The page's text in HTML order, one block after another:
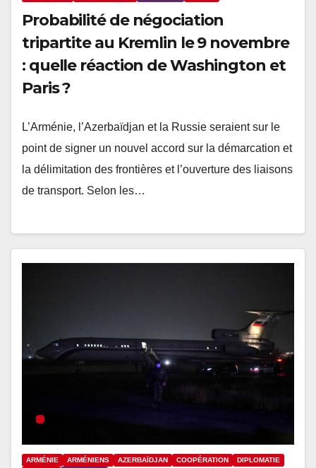
Probabilité de négociation
tripartite au Kremlin le 9 novembre
: quelle réaction de Washington et
Paris ?
L’Arménie, l’Azerbaïdjan et la Russie seraient sur le
point de signer un nouvel accord sur la démarcation et
la délimitation des frontières et l’ouverture des liaisons
de transport. Selon les…
ARMÉNIE ARMÉNIENS AZERBAÏDJAN COOPÉRATION
DIPLOMATIE